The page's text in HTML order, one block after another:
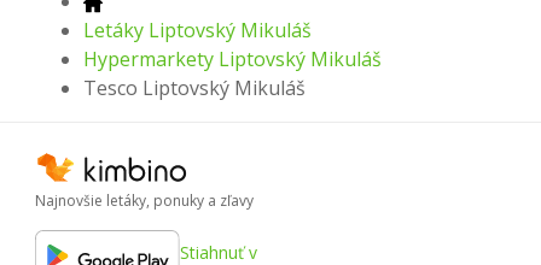
Letáky Liptovský Mikuláš
Hypermarkety Liptovský Mikuláš
Tesco Liptovský Mikuláš
Najnovšie letáky, ponuky a zľavy
Stiahnuť v